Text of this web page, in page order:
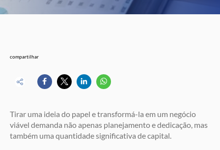
compartilhar
Tirar uma ideia do papel e transformá-la em um negócio
viável demanda não apenas planejamento e dedicação, mas
também uma quantidade significativa de capital.